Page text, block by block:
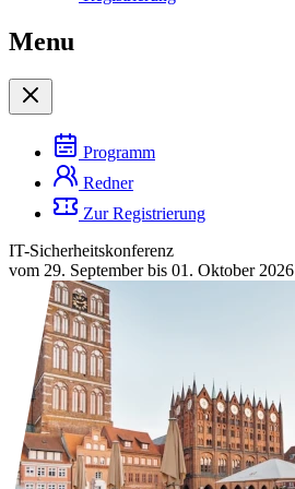
Menu
Programm
Redner
Zur Registrierung
IT-Sicherheitskonferenz
vom 29. September bis 01. Oktober 2026